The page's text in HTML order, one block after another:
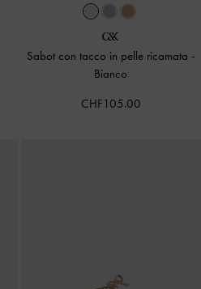
Sabot con tacco in pelle ricamata -
Bianco
CHF105.00